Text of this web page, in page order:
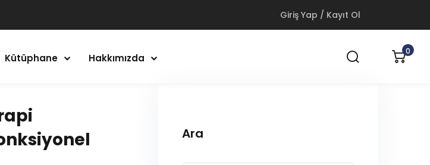
Giriş Yap / Kayıt Ol
Kütüphane Hakkımızda
0
Ara
Yap